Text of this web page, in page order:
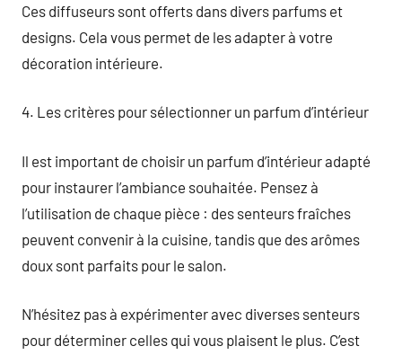
Ces diffuseurs sont offerts dans divers parfums et
designs. Cela vous permet de les adapter à votre
décoration intérieure.
4. Les critères pour sélectionner un parfum d’intérieur
Il est important de choisir un parfum d’intérieur adapté
pour instaurer l’ambiance souhaitée. Pensez à
l’utilisation de chaque pièce : des senteurs fraîches
peuvent convenir à la cuisine, tandis que des arômes
doux sont parfaits pour le salon.
N’hésitez pas à expérimenter avec diverses senteurs
pour déterminer celles qui vous plaisent le plus. C’est